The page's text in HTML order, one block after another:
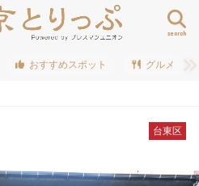
search
おすすめスポット グルメ
台東区